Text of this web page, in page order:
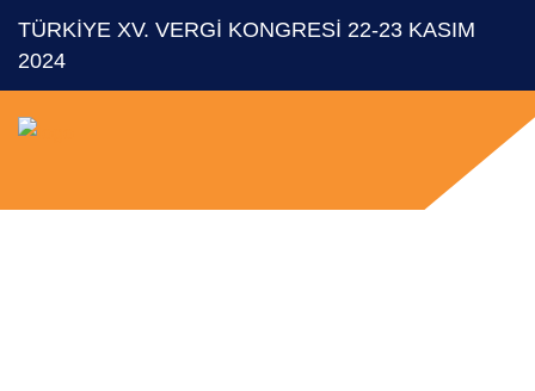
TÜRKİYE XV. VERGİ KONGRESİ 22-23 KASIM
2024